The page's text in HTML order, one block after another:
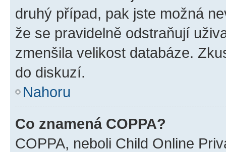
druhý případ, pak jste možná
že se pravidelně odstraňují
zmenšila velikost databáze.
do diskuzí.
Nahoru
Co znamená COPPA?
COPPA, neboli Child Online